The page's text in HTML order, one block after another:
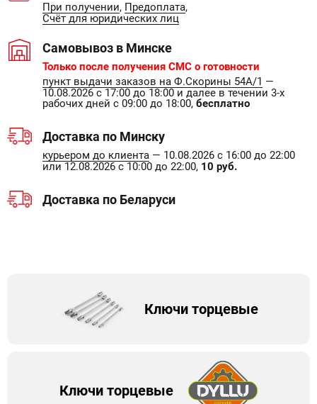
При получении, Предоплата,
Счёт для юридических лиц
Самовывоз в Минске
Только после получения СМС о готовности
пункт выдачи заказов на Ф.Скорины 54А/1 —
10.08.2026 с 17:00 до 18:00 и далее в течении 3-х
рабочих дней с 09:00 до 18:00, бесплатно
Доставка по Минску
курьером до клиента — 10.08.2026 с 16:00 до 22:00
или 12.08.2026 с 10:00 до 22:00, 10 руб.
Доставка по Беларуси
Ключи торцевые
Ключи торцевые